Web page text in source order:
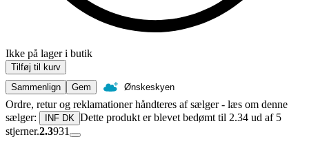
Ikke på lager i butik
Tilføj til kurv
Sammenlign
Gem Ønskeskyen
Ordre, retur og reklamationer håndteres af sælger - læs om denne
sælger:
INF DK Dette produkt er blevet bedømt til 2.34 ud af 5
stjerner.2.3931